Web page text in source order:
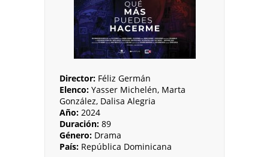
Director: Féliz Germán
Elenco: Yasser Michelén, Marta
González, Dalisa Alegria
Año: 2024
Duración: 89
Género: Drama
País: República Dominicana